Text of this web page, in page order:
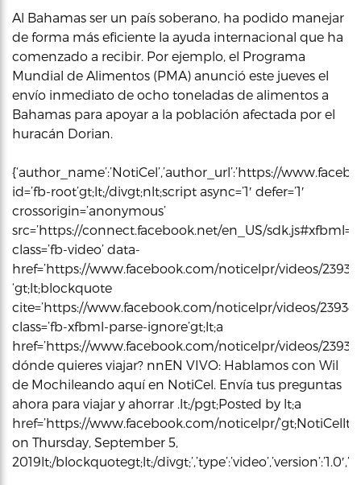
Al Bahamas ser un país soberano, ha podido manejar
de forma más eficiente la ayuda internacional que ha
comenzado a recibir. Por ejemplo, el Programa
Mundial de Alimentos (PMA) anunció este jueves el
envío inmediato de ocho toneladas de alimentos a
Bahamas para apoyar a la población afectada por el
huracán Dorian.
{‘author_name’:’NotiCel’,’author_url’:’https://
id=’fb-root’gt;lt;/divgt;nlt;script async=’1′ defer=’1′
crossorigin=’anonymous’
src=’https://connect.facebook.net/en_US/
class=’fb-video’ data-
href=’https://www.facebook.com/noticelpr/videos/
‘gt;lt;blockquote
cite=’https://www.facebook.com/noticelpr/videos/
class=’fb-xfbml-parse-ignore’gt;lt;a
href=’https://www.facebook.com/noticelpr/videos/
dónde quieres viajar? nnEN VIVO: Hablamos con Wil
de Mochileando aquí en NotiCel. Envía tus preguntas
ahora para viajar y ahorrar .lt;/pgt;Posted by lt;a
href=’https://www.facebook.com/noticelpr/’gt;NotiCellt;/
on Thursday, September 5,
2019lt;/blockquotegt;lt;/